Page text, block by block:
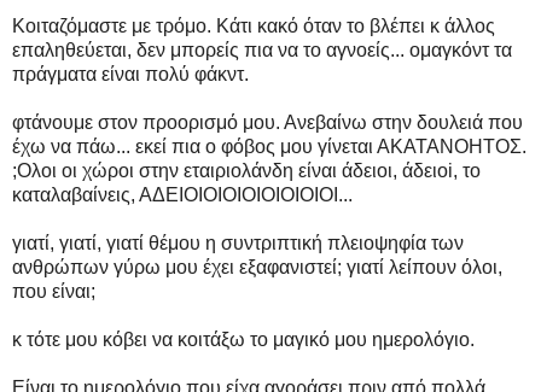
Κοιταζόμαστε με τρόμο. Κάτι κακό όταν το βλέπει κ άλλος
επαληθεύεται, δεν μπορείς πια να το αγνοείς... ομαγκόντ τα
πράγματα είναι πολύ φάκντ.
φτάνουμε στον προορισμό μου. Ανεβαίνω στην δουλειά που
έχω να πάω... εκεί πια ο φόβος μου γίνεται ΑΚΑΤΑΝΟΗΤΟΣ.
;Oλοι οι χώροι στην εταιριολάνδη είναι άδειοι, άδειοi, το
καταλαβαίνεις, ΑΔΕΙΟΙΟΙΟΙΟΙΟΙΟΙΟΙΟΙ...
γιατί, γιατί, γιατί θέμου η συντριπτική πλειοψηφία των
ανθρώπων γύρω μου έχει εξαφανιστεί; γιατί λείπουν όλοι,
που είναι;
κ τότε μου κόβει να κοιτάξω το μαγικό μου ημερολόγιο.
Είναι το ημερολόγιο που είχα αγοράσει πριν από πολλά